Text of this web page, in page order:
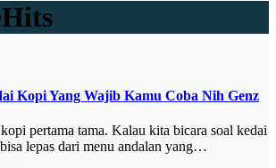
Kopi Yang Wajib Kamu Coba Nih Genz
pertama tama. Kalau kita bicara soal kedai
lepas dari menu andalan yang…